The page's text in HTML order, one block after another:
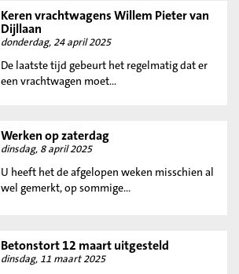
Keren vrachtwagens Willem Pieter van
Dijllaan
donderdag, 24 april 2025
De laatste tijd gebeurt het regelmatig dat er
een vrachtwagen moet...
Werken op zaterdag
dinsdag, 8 april 2025
U heeft het de afgelopen weken misschien al
wel gemerkt, op sommige...
Betonstort 12 maart uitgesteld
dinsdag, 11 maart 2025